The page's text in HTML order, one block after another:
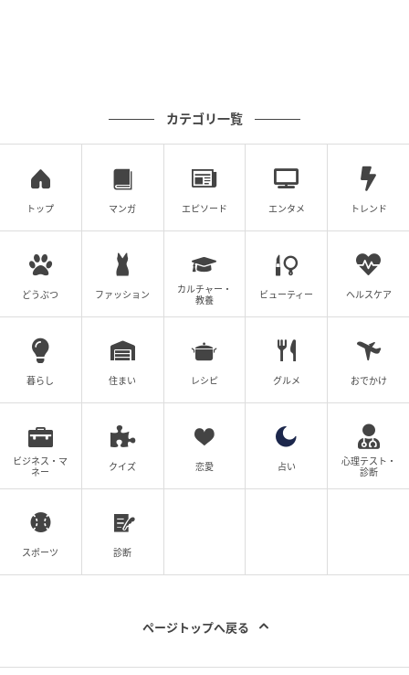
ソックスを合わせる場合は、ボリュームソールでスタ
「個性派アイウエア」で遊び心をON
カテゴリ一覧
トップ マンガ エピソード エンタメ トレンド
どうぶつ ファッション
カルチャー・
教養
ビューティー ヘルスケア
暮らし 住まい レシピ グルメ おでかけ
ビジネス・マ
ネー
クイズ 恋愛 占い
心理テスト・
診断
スポーツ 診断
ページトップへ戻る